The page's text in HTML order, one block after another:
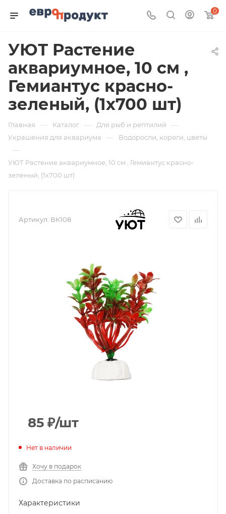
0
УЮТ Растение
аквариумное, 10 см ,
Гемиантус красно-
зеленый, (1х700 шт)
Главная — Каталог — Для рыб и рептилий —
Украшения для аквариума — Водоросли, коряги, цветы
—
УЮТ Растение аквариумное, 10 см , Гемиантус красно-
зеленый, (1х700 шт)
Артикул: ВК108
85 ₽/шт
Нет в наличии
Хочу в подарок
Доставка по расписанию
Характеристики